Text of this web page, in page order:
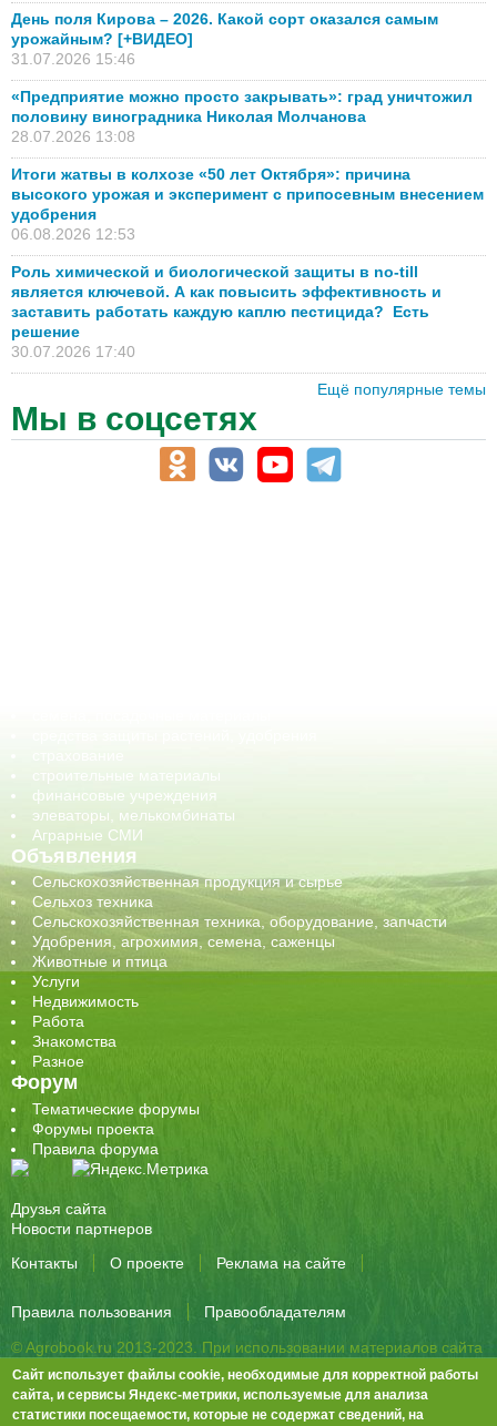
День поля Кирова – 2026. Какой сорт оказался самым
урожайным? [+ВИДЕО]
31.07.2026 15:46
«Предприятие можно просто закрывать»: град уничтожил
половину виноградника Николая Молчанова
28.07.2026 13:08
Итоги жатвы в колхозе «50 лет Октября»: причина
высокого урожая и эксперимент с припосевным внесением
удобрения
06.08.2026 12:53
Роль химической и биологической защиты в no-till
является ключевой. А как повысить эффективность и
заставить работать каждую каплю пестицида? Есть
решение
30.07.2026 17:40
Ещё популярные темы
Мы в соцсетях
строительные материалы
финансовые учреждения
элеваторы, мелькомбинаты
Аграрные СМИ
Объявления
Сельскохозяйственная продукция и сырье
Сельхоз техника
Сельскохозяйственная техника, оборудование, запчасти
Удобрения, агрохимия, семена, саженцы
Животные и птица
Услуги
Недвижимость
Работа
Знакомства
Разное
Форум
Тематические форумы
Форумы проекта
Правила форума
Друзья сайта
Новости партнеров
Контакты
О проекте Реклама на сайте
Правила пользования
Правообладателям
© Agrobook.ru 2013-2023. При использовании материалов сайта
активная ссылка на публикацию обязательна.
344000, Ростов-на-Дону, ул. Города Волос, д.6, 8 этаж, офис 803
Тел./факс: +7 (863) 282-83-13 e-mail:info@agrobook.ru
Сайт использует файлы cookie, необходимые для корректной работы
сайта, и сервисы Яндекс-метрики, используемые для анализа
статистики посещаемости, которые не содержат сведений, на